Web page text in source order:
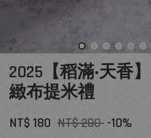
2025【稻滿‧天香
緻布提米禮
NT$ 180 NT$ 200 -10%